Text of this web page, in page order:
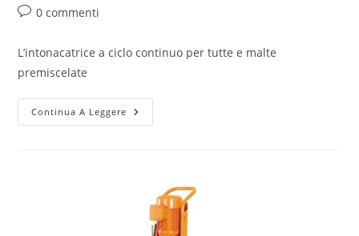
0 commenti
L’intonacatrice a ciclo continuo per tutte e malte
premiscelate
Continua A Leggere